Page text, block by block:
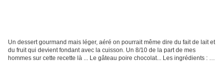
Un dessert gourmand mais léger, aéré on pourrait même dire du fait de lait et
du fruit qui devient fondant avec la cuisson. Un 8/10 de la part de mes
hommes sur cette recette là ... Le gâteau poire chocolat... Les ingrédients : -